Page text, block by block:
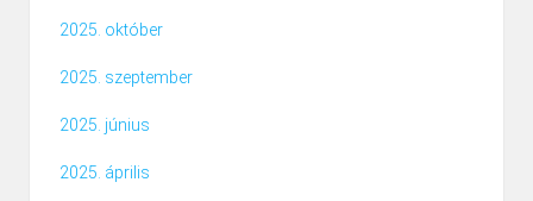
2025. október
2025. szeptember
2025. június
2025. április